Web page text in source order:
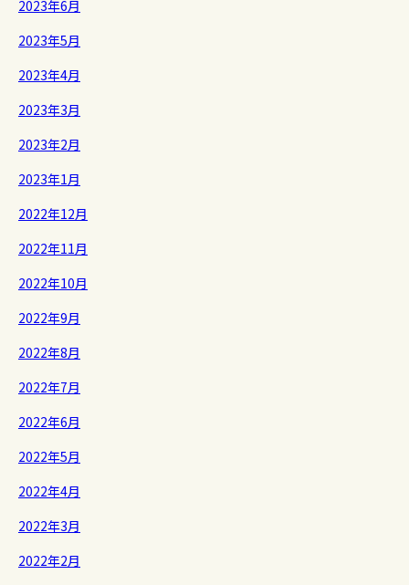
2023年6月
2023年5月
2023年4月
2023年3月
2023年2月
2023年1月
2022年12月
2022年11月
2022年10月
2022年9月
2022年8月
2022年7月
2022年6月
2022年5月
2022年4月
2022年3月
2022年2月